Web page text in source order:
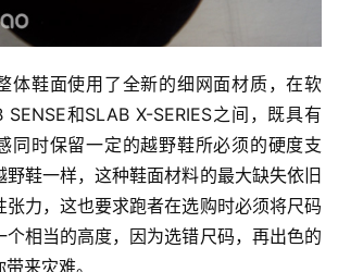
体鞋面使用了全新的细网面材质，在软
和SLAB X-SERIES之间，既具有
同时保留一定的越野鞋所必须的硬度支
鞋一样，这种鞋面材料的最大缺失依旧
张力，这也要求跑者在选购时必须将尺码
个相当的高度，因为选错尺码，再出色的
来灾难。